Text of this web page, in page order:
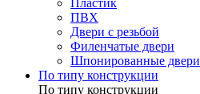
Пластик
ПВХ
Двери с резьбой
Филенчатые двери
Шпонированные двери
По типу конструкции
По типу конструкции